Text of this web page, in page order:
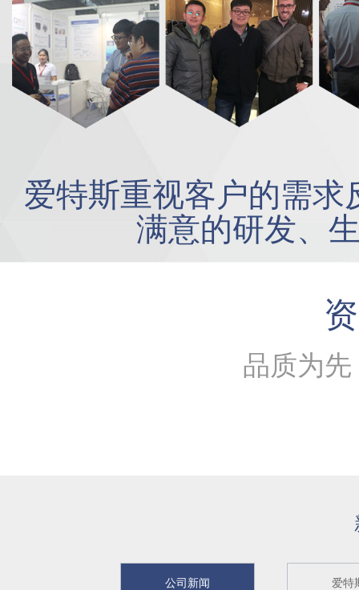
爱特斯重视客户的需
满意的研发、
品质为
公司新闻 爱特